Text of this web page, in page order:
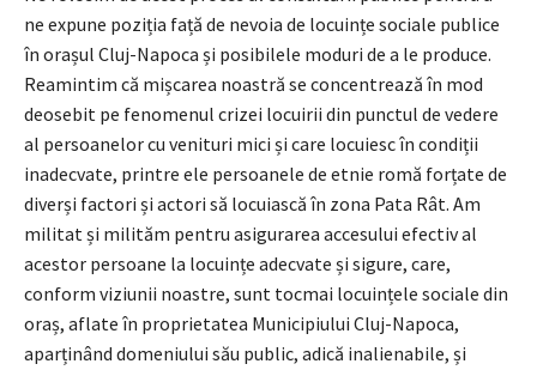
ne expune poziția față de nevoia de locuințe sociale publice
în orașul Cluj-Napoca și posibilele moduri de a le produce.
Reamintim că mișcarea noastră se concentrează în mod
deosebit pe fenomenul crizei locuirii din punctul de vedere
al persoanelor cu venituri mici și care locuiesc în condiții
inadecvate, printre ele persoanele de etnie romă forțate de
diverși factori și actori să locuiască în zona Pata Rât. Am
militat și milităm pentru asigurarea accesului efectiv al
acestor persoane la locuințe adecvate și sigure, care,
conform viziunii noastre, sunt tocmai locuințele sociale din
oraș, aflate în proprietatea Municipiului Cluj-Napoca,
aparținând domeniului său public, adică inalienabile, și